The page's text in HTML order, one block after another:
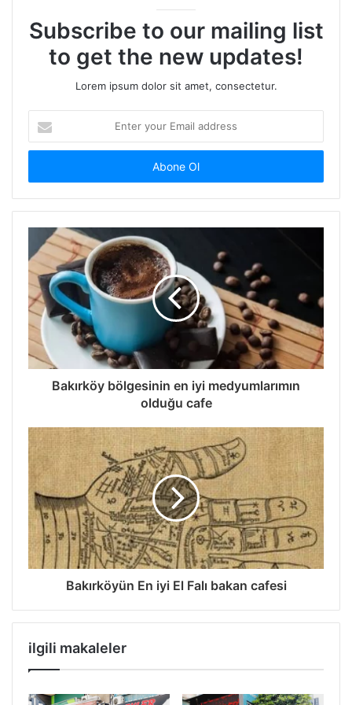
Subscribe to our mailing list
to get the new updates!
Lorem ipsum dolor sit amet, consectetur.
your
Email
Bakırköy bölgesinin en iyi medyumlarımın
olduğu cafe
Bakırköyün En iyi El Falı bakan cafesi
ilgili makaleler